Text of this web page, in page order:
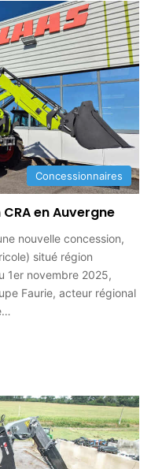
Concessionnaires
en Auvergne
nouvelle concession,
situé région
1er novembre 2025,
Faurie, acteur régional